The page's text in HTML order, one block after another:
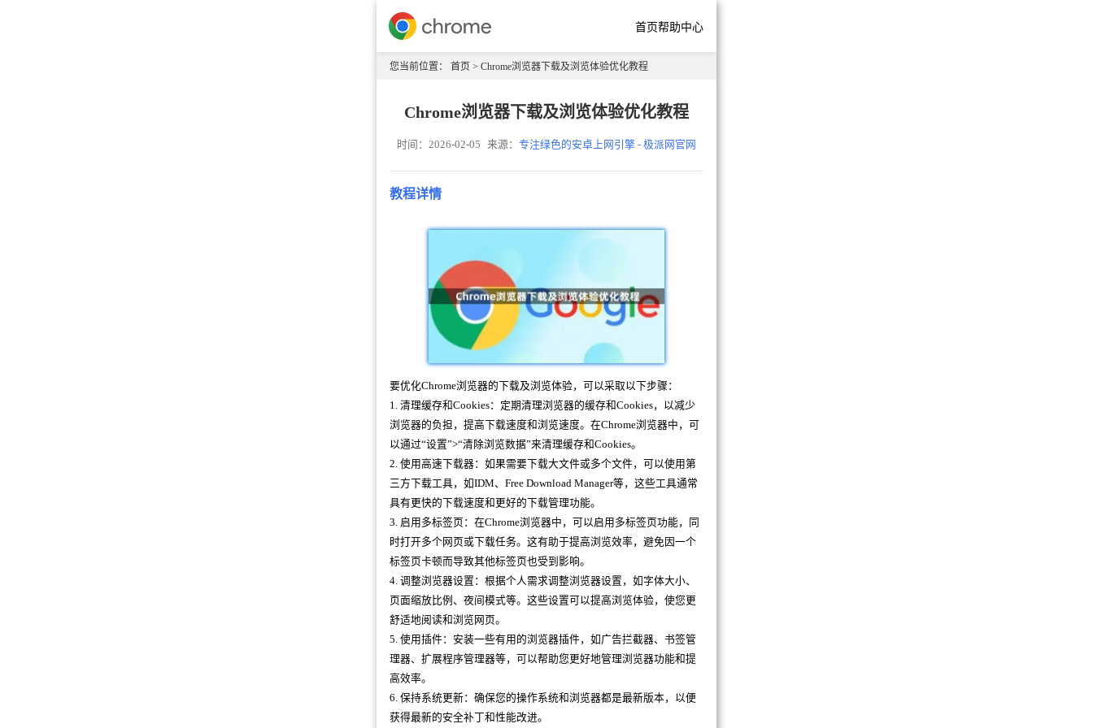
首页帮助中心
您当前位置： 首页 > Chrome浏览器下载及浏览体验优化教程
Chrome浏览器下载及浏览体验优化教程
时间：2026-02-05 来源：专注绿色的安卓上网引擎 - 极派网官网
教程详情
要优化Chrome浏览器的下载及浏览体验，可以采取以下步骤：
1. 清理缓存和Cookies：定期清理浏览器的缓存和Cookies，以减少
浏览器的负担，提高下载速度和浏览速度。在Chrome浏览器中，可
以通过“设置”>“清除浏览数据”来清理缓存和Cookies。
2. 使用高速下载器：如果需要下载大文件或多个文件，可以使用第
三方下载工具，如IDM、Free Download Manager等，这些工具通常
具有更快的下载速度和更好的下载管理功能。
3. 启用多标签页：在Chrome浏览器中，可以启用多标签页功能，同
时打开多个网页或下载任务。这有助于提高浏览效率，避免因一个
标签页卡顿而导致其他标签页也受到影响。
4. 调整浏览器设置：根据个人需求调整浏览器设置，如字体大小、
页面缩放比例、夜间模式等。这些设置可以提高浏览体验，使您更
舒适地阅读和浏览网页。
5. 使用插件：安装一些有用的浏览器插件，如广告拦截器、书签管
理器、扩展程序管理器等，可以帮助您更好地管理浏览器功能和提
高效率。
6. 保持系统更新：确保您的操作系统和浏览器都是最新版本，以便
获得最新的安全补丁和性能改进。